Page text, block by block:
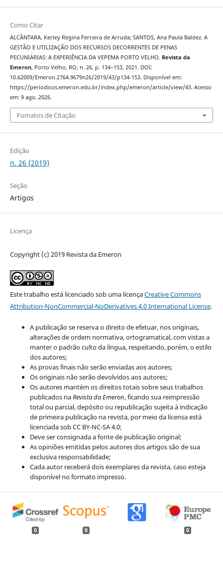
Como Citar
ALCÂNTARA, Kerley Regina Ferreira de Arruda; SANTOS, Ana Paula Baldez. A
GESTÃO E UTILIZAÇÃO DOS RECURSOS DECORRENTES DE PENAS
PECUNIÁRIAS: A EXPERIÊNCIA DA VEPEMA PORTO VELHO. Revista da
Emeron, Porto Velho, RO, n. 26, p. 134–153, 2021. DOI:
10.62009/Emeron.2764.9679n26/2019/43/p134-153. Disponível em:
https://periodicos.emeron.edu.br/index.php/emeron/article/view/43. Acesso
em: 9 ago. 2026.
Fomatos de Citação
Edição
n. 26 (2019)
Seção
Artigos
Licença
Copyright (c) 2019 Revista da Emeron
Este trabalho está licenciado sob uma licençaCreative Commons
Attribution-NonCommercial-NoDerivatives 4.0 International License.
A publicação se reserva o direito de efetuar, nos originais,
alterações de ordem normativa, ortogramatical, com vistas a
manter o padrão culto da língua, respeitando, porém, o estilo
dos autores;
As provas finais não serão enviadas aos autores;
Os originais não serão devolvidos aos autores;
Os autores mantém os direitos totais sobre seus trabalhos
publicados naRevista da Emeron, ficando sua reimpressão
total ou parcial, depósito ou republicação sujeita à indicação
de primeira publicação na revista, por meio da licensa está
licenciada sob CC BY-NC-SA 4.0;
Deve ser consignada a fonte de publicação original;
As opiniões emitidas pelos autores dos artigos são de sua
exclusiva responsabilidade;
Cada autor receberá dois exemplares da revista, caso esteja
disponível no formato impresso.
0 0 0